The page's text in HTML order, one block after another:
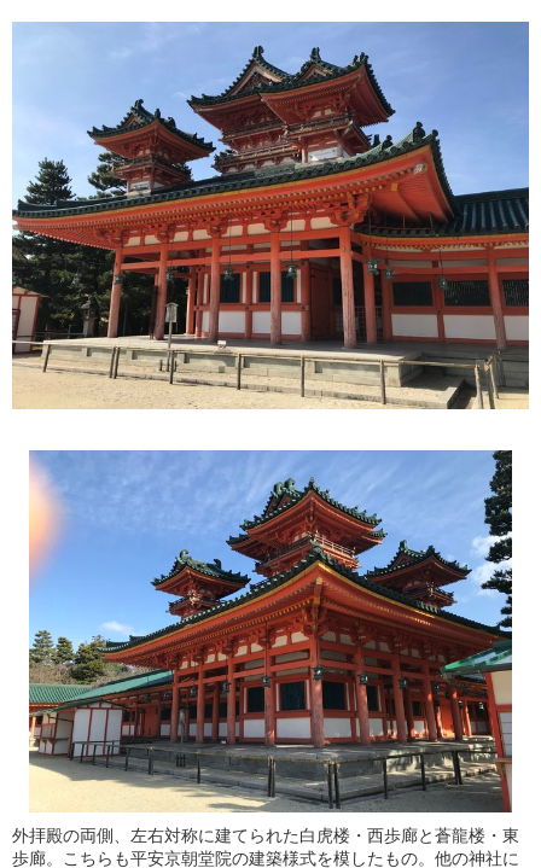
外拝殿の両側、左右対称に建てられた白虎楼・西歩廊と蒼龍楼・東
歩廊。こちらも平安京朝堂院の建築様式を模したもの。他の神社に